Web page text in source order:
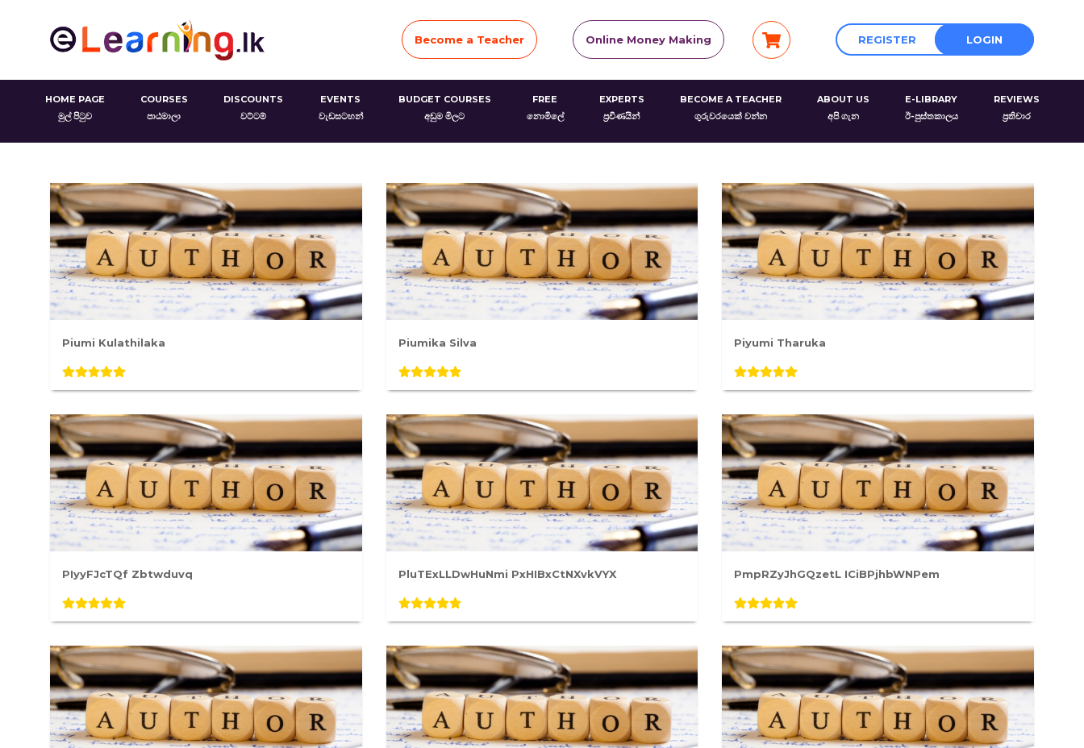
Become a Teacher Online Money Making REGISTER LOGIN
HOME PAGE
මුල් පිටුව
COURSES
පාඨමාලා
DISCOUNTS
වට්ටම්
EVENTS
වැඩසටහන්
BUDGET COURSES
අඩුම මිලට
FREE
නොමිලේ
EXPERTS
ප්‍රවීණයින්
BECOME A TEACHER
ගුරුවරයෙක් වන්න
ABOUT US
අපි ගැන
E-LIBRARY
ඊ-පුස්තකාලය
REVIEWS
ප්‍රතිචාර
Piumi Kulathilaka Piumika Silva Piyumi Tharuka
PIyyFJcTQf Zbtwduvq PluTExLLDwHuNmi PxHIBxCtNXvkVYX PmpRZyJhGQzetL ICiBPjhbWNPem